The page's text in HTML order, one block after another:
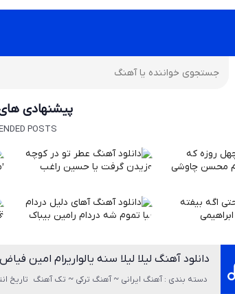
پیشنهادی
POSTS
دانلود آهنگ لیلا لیلا سنه یالواریرام امین فیاض
دسته بندی : آهنگ ایرانی ~ آهنگ ترکی ~ تک آهنگ تاریخ انتشار :7